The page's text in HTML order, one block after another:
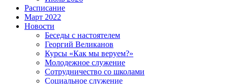
Расписание
Март 2022
Новости
Беседы с настоятелем
Георгий Великанов
Курсы «Как мы веруем?»
Молодежное служение
Сотрудничество со школами
Социальное служение